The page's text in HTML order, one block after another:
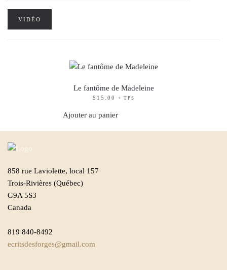
VIDÉO
Le fantôme de Madeleine
$ 15.00 + TPS
Ajouter au panier
858 rue Laviolette, local 157
Trois-Rivières (Québec)
G9A 5S3
Canada
819 840-8492
ecritsdesforges@gmail.com